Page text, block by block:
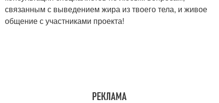
связанным с выведением жира из твоего тела, и живое
общение с участниками проекта!